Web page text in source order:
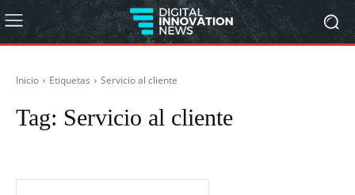
Inicio Etiquetas Servicio al cliente
Tag: Servicio al cliente